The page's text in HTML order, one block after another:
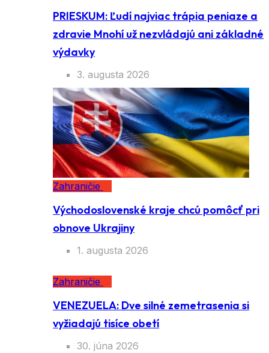
PRIESKUM: Ľudí najviac trápia peniaze a
zdravie Mnohí už nezvládajú ani základné
výdavky
3. augusta 2026
Zahraničie
Východoslovenské kraje chcú pomôcť pri
obnove Ukrajiny
1. augusta 2026
Zahraničie
VENEZUELA: Dve silné zemetrasenia si
vyžiadajú tisíce obetí
30. júna 2026